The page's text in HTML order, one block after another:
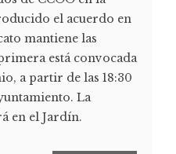
el acuerdo en
mantiene las
está convocada
a partir de las 18:30
La
en el Jardín.